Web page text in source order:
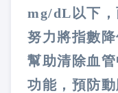
mg/dL以下，
努力將指數
幫助清除血
功能，預防